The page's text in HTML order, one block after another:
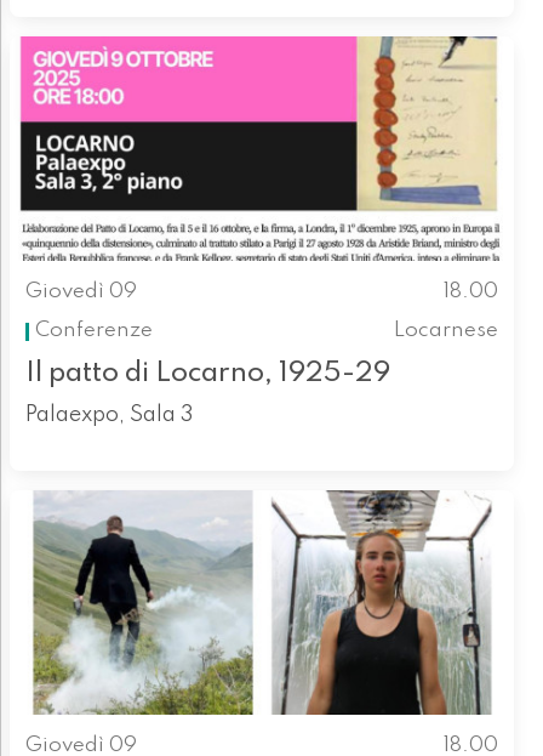
Giovedì 09
18.00
Conferenze
Locarnese
Il patto di Locarno, 1925-29
Palaexpo, Sala 3
Giovedì 09 18.00